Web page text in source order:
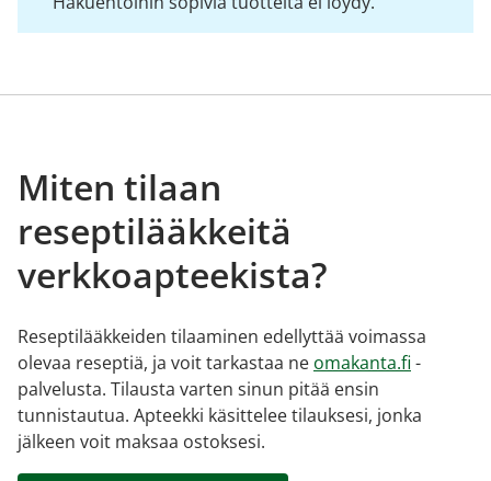
Miten tilaan
reseptilääkkeitä
verkkoapteekista?
Reseptilääkkeiden tilaaminen edellyttää voimassa
olevaa reseptiä, ja voit tarkastaa ne omakanta.fi -
palvelusta. Tilausta varten sinun pitää ensin
tunnistautua. Apteekki käsittelee tilauksesi, jonka
jälkeen voit maksaa ostoksesi.